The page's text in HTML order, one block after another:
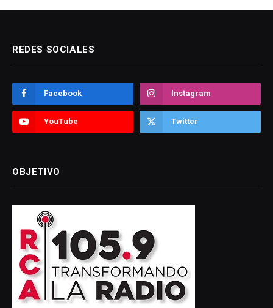
REDES SOCIALES
Facebook Instagram
YouTube Twitter
OBJETIVO